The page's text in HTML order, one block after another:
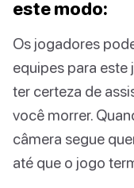
este modo:
Os jogadores
equipes para este
ter certeza de
você morrer.
câmera segue
até que o jogo